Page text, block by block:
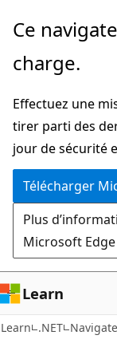
Passer
directement
au
principal
Passer
la
dans
la
page
Ce
charge.
Effectuez une
tirer parti des
jour de sécurité
Télécharger
Plus
Microsoft Edge
Learn
Learn .NET